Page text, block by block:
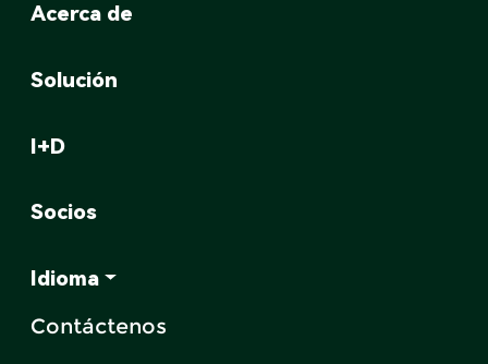
Acerca de
Solución
I+D
Socios
Idioma
Contáctenos